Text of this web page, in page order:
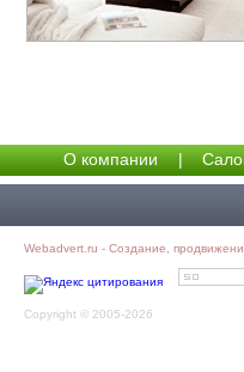
О компании |
Webadvert.ru - Создание,
Copyright © 2005-2026